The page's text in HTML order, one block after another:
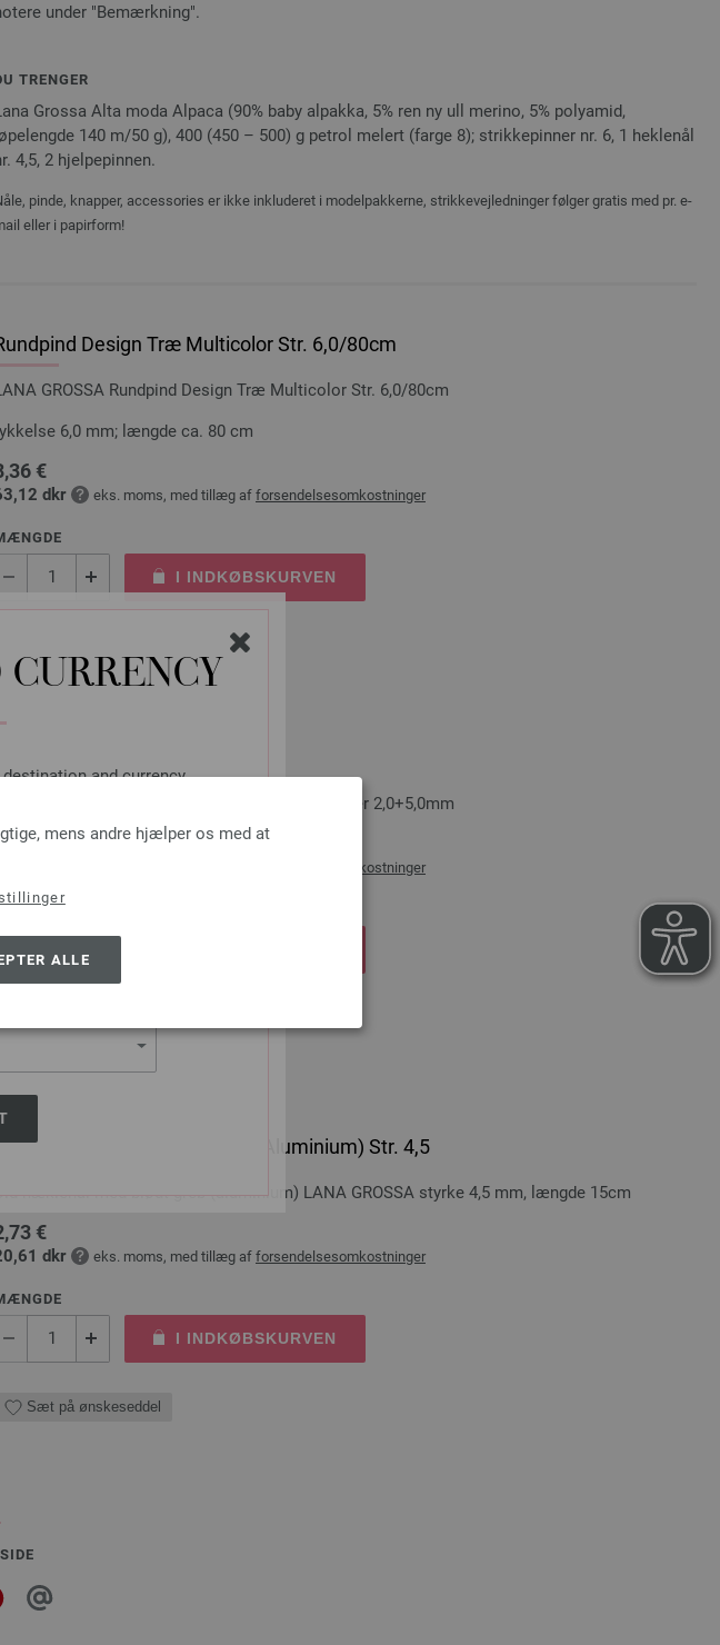
and currency.
of America
mens andre hjælper os med at
ALLE
under "Bemærkning".
TRENGER
Grossa Alta moda Alpaca (90% baby alpakka, 5% ren ny ull merino, 5% polyamid,
140 m/50 g), 400 (450 – 500) g petrol melert (farge 8); strikkepinner nr. 6, 1 heklenål
4,5, 2 hjelpepinnen.
pinde, knapper, accessories er ikke inkluderet i modelpakkerne, strikkevejledninger følger gratis med pr. e-
eller i papirform!
Design Træ Multicolor Str. 6,0/80cm
GROSSA Rundpind Design Træ Multicolor Str. 6,0/80cm
6,0 mm; længde ca. 80 cm
€
dkr eks. moms, med tillæg af forsendelsesomkostninger
I INDKØBSKURVEN
Snopinde aluminium LANA GROSSA, i to størrelser 2,0+5,0mm
€
forsendelsesomkostninger
Hæklenål med Blødt Greb (Aluminium) Str. 4,5
hæklenål med blødt greb (aluminium) LANA GROSSA styrke 4,5 mm, længde 15cm
€
dkr eks. moms, med tillæg af forsendelsesomkostninger
I INDKØBSKURVEN
Sæt på ønskeseddel